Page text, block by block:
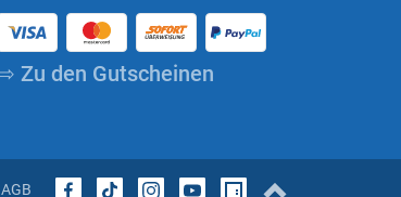
Zu den Gutscheinen
AGB